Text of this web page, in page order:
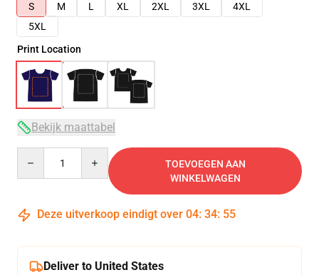
S
M L XL 2XL 3XL
4XL
5XL
Print Location
Bekijk maattabel
TOEVOEGEN AAN
WINKELWAGEN
Deze uitverkoop eindigt over 04: 34: 54
Deliver to United States